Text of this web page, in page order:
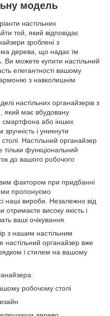
модель
настільних
той, який відповідає
зроблені з
дерева, що надає їм
Ви можете купити настільний
елегантності вашому
з навколишнім
настільних органайзерів з
який має вбудовану
смартфона або інших
і уникнути
Настільний органайзер
функціональний
до вашого робочого
фактором при придбанні
ми пропонуємо
наші вироби. Незалежно від
високу якість і
ваші очікування.
з нашим настільним
настільний органайзер вже
і стилем на вашому
робочому столі